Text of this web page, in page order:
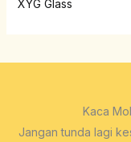
XYG Glass
Kaca
Jangan tunda lagi